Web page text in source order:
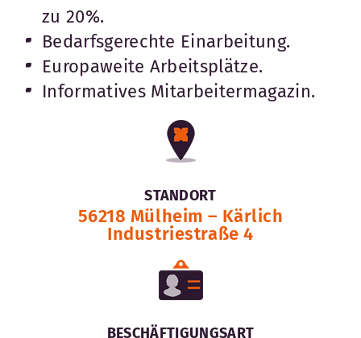
zu 20%.
Bedarfsgerechte Einarbeitung.
Europaweite Arbeitsplätze.
Informatives Mitarbeitermagazin.
STANDORT
56218 Mülheim – Kärlich
Industriestraße 4
BESCHÄFTIGUNGSART